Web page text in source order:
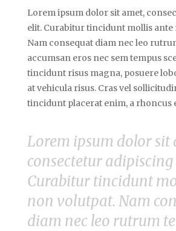
Lorem ipsum dolor sit amet,
elit. Curabitur tincidunt mollis ante
Nam consequat diam nec leo
accumsan eros nec sem tempus
tincidunt risus magna, posuere
at vehicula risus. Cras vel
tincidunt placerat enim, a rhoncus
Lorem ipsum dolor sit
consectetur adipiscing
Curabitur tincidunt
non volutpat. Nam
diam nec leo rutrum